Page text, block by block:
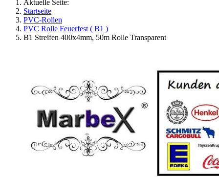
Aktuelle Seite:
Startseite
PVC-Rollen
PVC Rolle Feuerfest ( B1 )
B1 Streifen 400x4mm, 50m Rolle Transparent